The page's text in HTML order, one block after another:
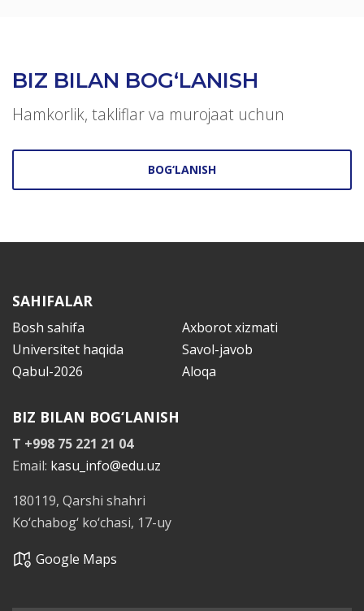
BIZ BILAN BOG‘LANISH
Hamkorlik, takliflar va murojaat uchun
BOG‘LANISH
SAHIFALAR
Bosh sahifa
Axborot xizmati
Universitet haqida
Savol-javob
Qabul-2026
Aloqa
BIZ BILAN BOG‘LANISH
T +998 75 221 21 04
Email: kasu_info@edu.uz
180119, Qarshi shahri
Ko‘chabog‘ ko‘chasi, 17-uy
Google Maps